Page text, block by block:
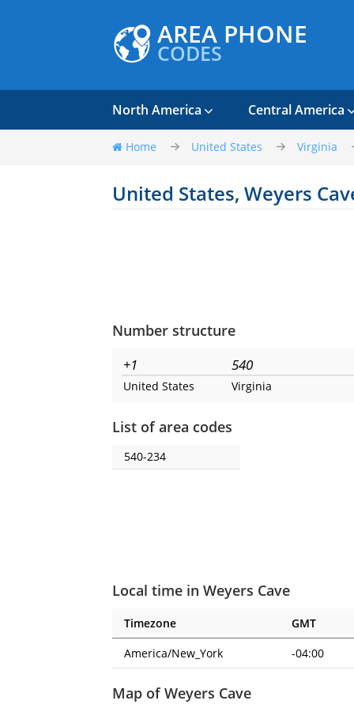
AREA PHONE
CODES
North America Central America
Home United States Virginia
United States, Weyers
Number structure
+1 540
United States Virginia
List of area codes
540-234
Local time in Weyers Cave
Timezone GMT
America/New_York
-04:00
Map of Weyers Cave